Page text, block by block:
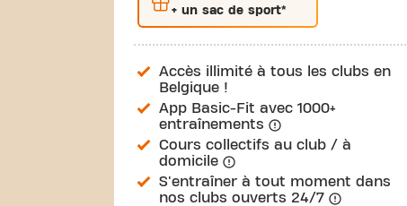
+ un sac de sport*
Accès illimité à tous les clubs en
Belgique !
App Basic-Fit avec 1000+
entraînements
Cours collectifs au club / à
domicile
S'entraîner à tout moment dans
nos clubs ouverts 24/7